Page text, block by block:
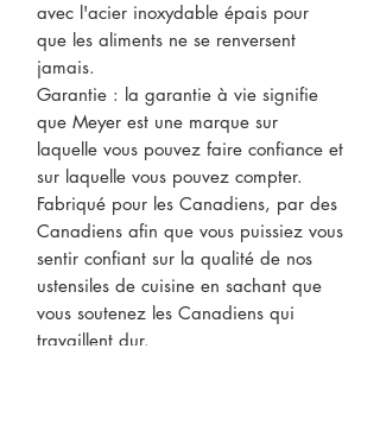
avec l'acier inoxydable épais pour
que les aliments ne se renversent
jamais.
Garantie : la garantie à vie signifie
que Meyer est une marque sur
laquelle vous pouvez faire confiance et
sur laquelle vous pouvez compter.
Fabriqué pour les Canadiens, par des
Canadiens afin que vous puissiez vous
sentir confiant sur la qualité de nos
ustensiles de cuisine en sachant que
vous soutenez les Canadiens qui
travaillent dur.